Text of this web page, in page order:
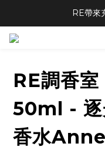
RE帶來
RE調香
50ml - 逐
香水